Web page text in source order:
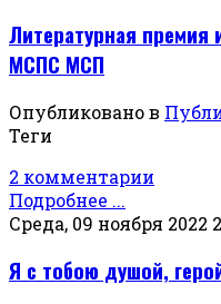
Литературная
МСПС МСП
Опубликовано в
Теги
2 комментарии
Подробнее ...
Среда, 09 ноября 2022
Я с тобою душой,